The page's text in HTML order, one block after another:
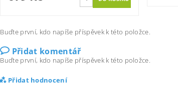
Buďte první, kdo napíše příspěvek k této položce.
Přidat komentář
Buďte první, kdo napíše příspěvek k této položce.
Přidat hodnocení